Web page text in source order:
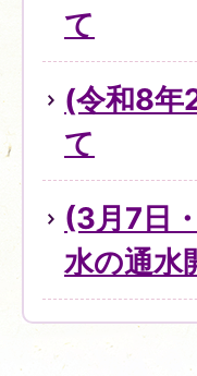
て
(令和8年
て
(3月7日
水の通水